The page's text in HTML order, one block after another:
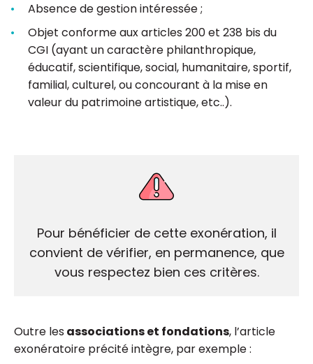
Absence de gestion intéressée ;
Objet conforme aux articles 200 et 238 bis du
CGI (ayant un caractère philanthropique,
éducatif, scientifique, social, humanitaire, sportif,
familial, culturel, ou concourant à la mise en
valeur du patrimoine artistique, etc..).
Pour bénéficier de cette exonération, il
convient de vérifier, en permanence, que
vous respectez bien ces critères.
Outre les associations et fondations, l’article
exonératoire précité intègre, par exemple :